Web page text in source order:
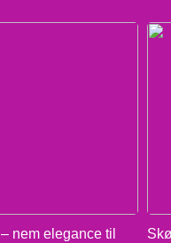
nem elegance til